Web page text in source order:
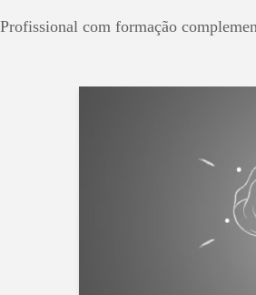
Profissional com formação